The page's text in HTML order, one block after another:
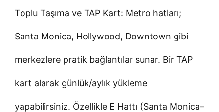
Toplu Taşıma ve TAP Kart: Metro hatları;
Santa Monica, Hollywood, Downtown gibi
merkezlere pratik bağlantılar sunar. Bir TAP
kart alarak günlük/aylık yükleme
yapabilirsiniz. Özellikle E Hattı (Santa Monica–